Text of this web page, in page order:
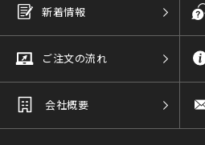
新着情報
ご注文の流れ
会社概要